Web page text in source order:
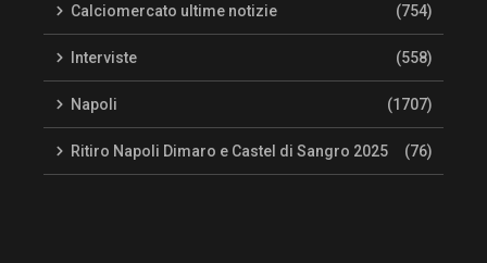
Calciomercato ultime notizie (754)
Interviste (558)
Napoli (1707)
Ritiro Napoli Dimaro e Castel di Sangro 2025 (76)